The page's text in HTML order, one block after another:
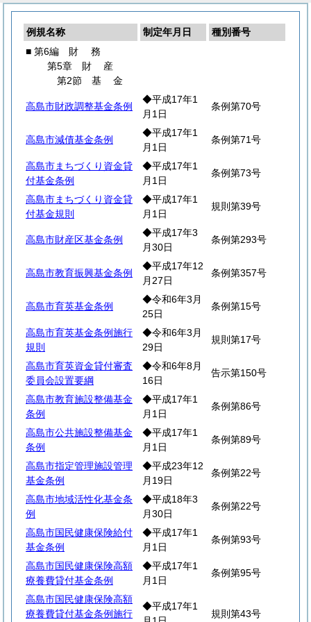
例規名称 制定年月日
種別番号
■ 第6編 財 務
第5章 財 産
第2節 基金
高島市財政調整基金条例
◆平成17年1
月1日
条例第70号
高島市減債基金条例
◆平成17年1
月1日
条例第71号
高島市まちづくり資金貸
付基金条例
◆平成17年1
月1日
条例第73号
高島市まちづくり資金貸
付基金規則
◆平成17年1
月1日
規則第39号
高島市財産区基金条例
◆平成17年3
月30日
条例第293号
高島市教育振興基金条例
◆平成17年12
月27日
条例第357号
高島市育英基金条例
◆令和6年3月
25日
条例第15号
高島市育英基金条例施行
規則
◆令和6年3月
29日
規則第17号
高島市育英資金貸付審査
委員会設置要綱
◆令和6年8月
16日
告示第150号
高島市教育施設整備基金
条例
◆平成17年1
月1日
条例第86号
高島市公共施設整備基金
条例
◆平成17年1
月1日
条例第89号
高島市指定管理施設管理
基金条例
◆平成23年12
月19日
条例第22号
高島市地域活性化基金条
例
◆平成18年3
月30日
条例第22号
高島市国民健康保険給付
基金条例
◆平成17年1
月1日
条例第93号
高島市国民健康保険高額
療養費貸付基金条例
◆平成17年1
月1日
条例第95号
高島市国民健康保険高額
療養費貸付基金条例施行
◆平成17年1
規則第43号